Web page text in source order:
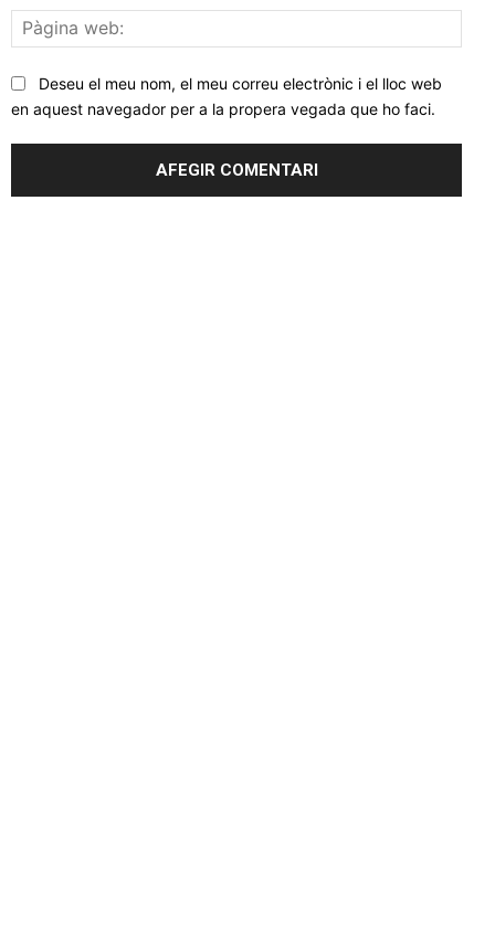
web:
Deseu el meu nom, el meu correu electrònic i el lloc web
en aquest navegador per a la propera vegada que ho faci.